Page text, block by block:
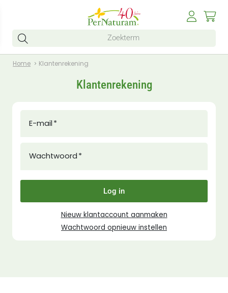
Home Klantenrekening
Klantenrekening
E-mail
Wachtwoord
Log in
Nieuw klantaccount aanmaken
Wachtwoord opnieuw instellen